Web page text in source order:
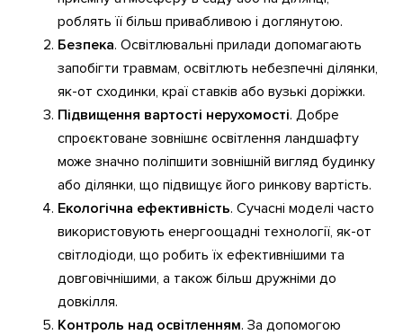
роблять її більш привабливою і доглянутою.
Безпека. Освітлювальні прилади допомагають
запобігти травмам, освітлють небезпечні ділянки,
як-от сходинки, краї ставків або вузькі доріжки.
Підвищення вартості нерухомості. Добре
спроєктоване зовнішнє освітлення ландшафту
може значно поліпшити зовнішній вигляд будинку
або ділянки, що підвищує його ринкову вартість.
Екологічна ефективність. Сучасні моделі часто
використовують енергоощадні технології, як-от
світлодіоди, що робить їх ефективнішими та
довговічнішими, а також більш дружніми до
довкілля.
Контроль над освітленням. За допомогою